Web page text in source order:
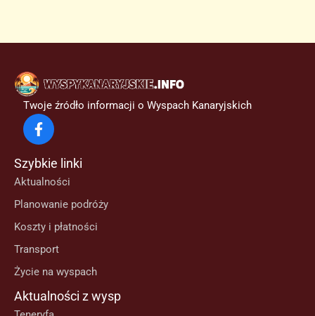
Twoje źródło informacji o Wyspach Kanaryjskich
Szybkie linki
Aktualności
Planowanie podróży
Koszty i płatności
Transport
Życie na wyspach
Aktualności z wysp